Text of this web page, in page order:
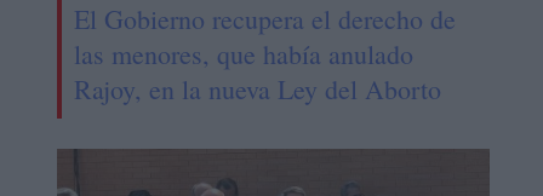
El Gobierno recupera el derecho de
las menores, que había anulado
Rajoy, en la nueva Ley del Aborto